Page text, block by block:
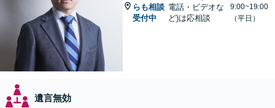
らも相談
受付中
電話・ビデオな
ど)は応相談
9:00~19:00
（平日）
遺言無効